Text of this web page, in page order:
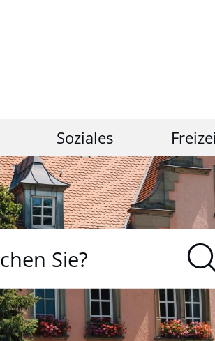
Soziales